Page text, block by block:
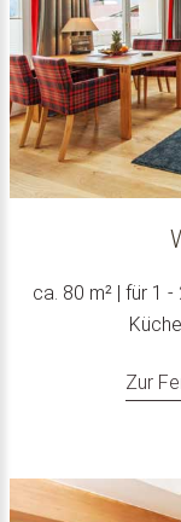
ca. 80 m² | für 1
Zur